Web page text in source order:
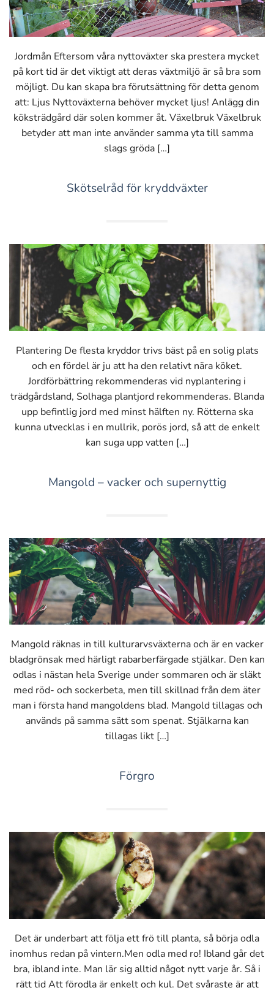
Jordmån Eftersom våra nyttoväxter ska prestera mycket
på kort tid är det viktigt att deras växtmiljö är så bra som
möjligt. Du kan skapa bra förutsättning för detta genom
att: Ljus Nyttoväxterna behöver mycket ljus! Anlägg din
köksträdgård där solen kommer åt. Växelbruk Växelbruk
betyder att man inte använder samma yta till samma
slags gröda […]
Skötselråd för kryddväxter
Plantering De flesta kryddor trivs bäst på en solig plats
och en fördel är ju att ha den relativt nära köket.
Jordförbättring rekommenderas vid nyplantering i
trädgårdsland, Solhaga plantjord rekommenderas. Blanda
upp befintlig jord med minst hälften ny. Rötterna ska
kunna utvecklas i en mullrik, porös jord, så att de enkelt
kan suga upp vatten […]
Mangold – vacker och supernyttig
Mangold räknas in till kulturarvsväxterna och är en vacker
bladgrönsak med härligt rabarberfärgade stjälkar. Den kan
odlas i nästan hela Sverige under sommaren och är släkt
med röd- och sockerbeta, men till skillnad från dem äter
man i första hand mangoldens blad. Mangold tillagas och
används på samma sätt som spenat. Stjälkarna kan
tillagas likt […]
Förgro
Det är underbart att följa ett frö till planta, så börja odla
inomhus redan på vintern.Men odla med ro! Ibland går det
bra, ibland inte. Man lär sig alltid något nytt varje år. Så i
rätt tid Att förodla är enkelt och kul. Det svåraste är att